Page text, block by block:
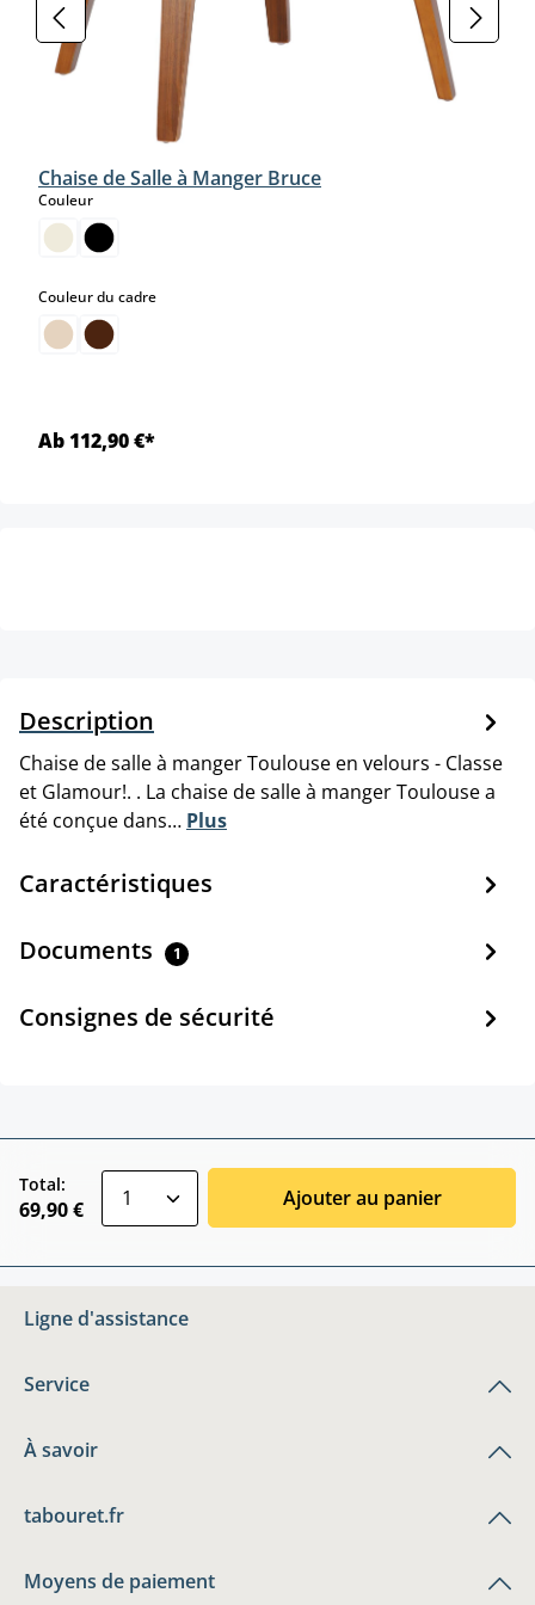
Chaise de Salle à Manger Bruce
Couleurselect
Couleur du cadreselect
Ab 112,90 €*
Description
Chaise de salle à manger Toulouse en velours - Classe
et Glamour!. . La chaise de salle à manger Toulouse a
été conçue dans… Plus
Caractéristiques
Documents 1
Consignes de sécurité
Total:
69,90 € Ajouter au panier
Ligne d'assistance
Service
À savoir
tabouret.fr
Moyens de paiement